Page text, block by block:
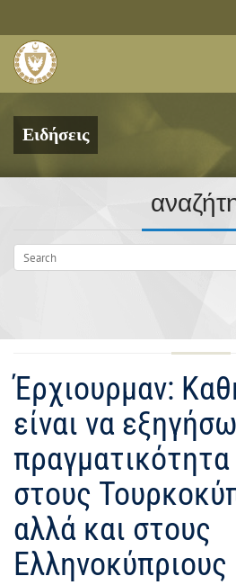
Ειδήσεις
Έρχιουρμαν:
είναι να
πραγματικότητα
στους
αλλά και στους
Ελληνοκύπριους